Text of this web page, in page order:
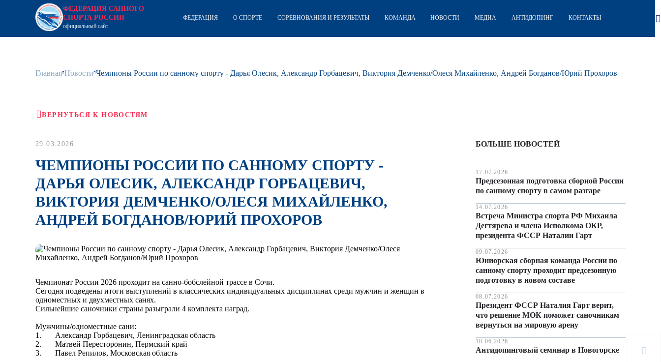
ФЕДЕРАЦИЯ САННОГО
СПОРТА РОССИИ
официальный сайт
ФЕДЕРАЦИЯ О СПОРТЕ СОРЕВНОВАНИЯ И РЕЗУЛЬТАТЫ КОМАНДА НОВОСТИ МЕДИА АНТИДОПИНГ КОНТАКТЫ
Главная Новости Чемпионы России по санному спорту - Дарья Олесик, Александр Горбацевич, Виктория Демченко/Олеся Михайленко, Андрей Богданов/Юрий Прохоров
ВЕРНУТЬСЯ К НОВОСТЯМ
29.03.2026
ЧЕМПИОНЫ РОССИИ ПО САННОМУ СПОРТУ -
ДАРЬЯ ОЛЕСИК, АЛЕКСАНДР ГОРБАЦЕВИЧ,
ВИКТОРИЯ ДЕМЧЕНКО/ОЛЕСЯ МИХАЙЛЕНКО,
АНДРЕЙ БОГДАНОВ/ЮРИЙ ПРОХОРОВ
Чемпионат России 2026 проходит на санно-бобслейной трассе в Сочи.
Сегодня подведены итоги выступлений в классических индивидуальных дисциплинах среди мужчин и женщин в
одноместных и двухместных санях.
Сильнейшие саночники страны разыграли 4 комплекта наград.
Мужчины/одноместные сани:
1. Александр Горбацевич, Ленинградская область
2. Матвей Пересторонин, Пермский край
3. Павел Репилов, Московская область
БОЛЬШЕ НОВОСТЕЙ
17.07.2026
Предсезонная подготовка сборной России
по санному спорту в самом разгаре
14.07.2026
Встреча Министра спорта РФ Михаила
Дегтярева и члена Исполкома ОКР,
президента ФССР Наталии Гарт
09.07.2026
Юниорская сборная команда России по
санному спорту проходит предсезонную
подготовку в новом составе
08.07.2026
Президент ФССР Наталия Гарт верит,
что решение МОК поможет саночникам
вернуться на мировую арену
18.06.2026
Антидопинговый семинар в Новогорске